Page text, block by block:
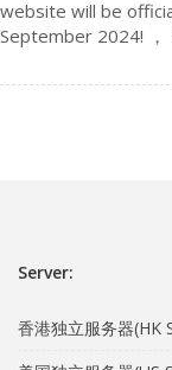
website will be
September 2024! ，
Server:
香港独立服务器(HK